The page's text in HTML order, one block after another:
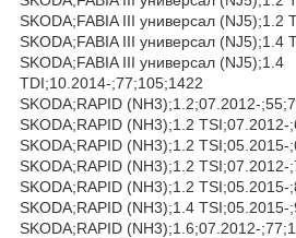
SKODA;FABIA III универсал (NJ5);1.2
SKODA;FABIA III универсал (NJ5);1.4
SKODA;FABIA III универсал (NJ5);1.4
TDI;10.2014-;77;105;1422
SKODA;RAPID (NH3);1.2;07.2012-
SKODA;RAPID (NH3);1.2 TSI;07.2012-
SKODA;RAPID (NH3);1.2 TSI;05.2015-
SKODA;RAPID (NH3);1.2 TSI;07.2012-
SKODA;RAPID (NH3);1.2 TSI;05.2015-
SKODA;RAPID (NH3);1.4 TSI;05.2015-
SKODA;RAPID (NH3);1.6;07.2012-